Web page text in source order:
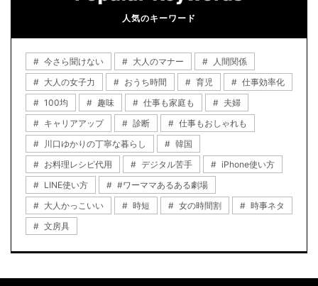
人気のキーワード
今さら聞けない 大人のマナー
人間関係
大人の女子力
おうち時間 育児
仕事効率化
100均
趣味 仕事も家庭も
夫婦
キャリアアップ
診断
仕事もおしゃれも
川口ゆかりの丁寧な暮らし
韓国
お料理レシピ代用
デジタル苦手
iPhone使い方
LINE使い方
#ワーママあるある劇場
大人かっこいい
時短 女の時間割
時事ネタ
文房具